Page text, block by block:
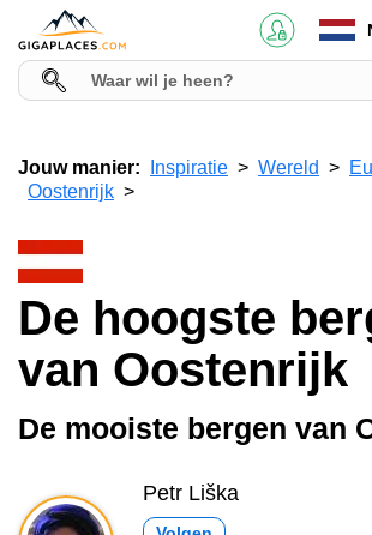
Jouw manier: Inspiratie Wereld
Oostenrijk
De hoogste
van Oostenrijk
De mooiste bergen van
Petr Liška